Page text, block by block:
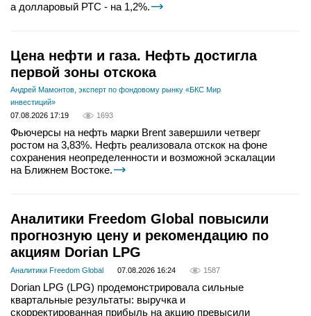
а долларовый РТС - на 1,2%.
Цена нефти и газа. Нефть достигла
первой зоны отскока
Андрей Мамонтов, эксперт по фондовому рынку «БКС Мир
инвестиций»
07.08.2026 17:19
1693
Фьючерсы на нефть марки Brent завершили четверг
ростом на 3,83%. Нефть реализовала отскок на фоне
сохранения неопределенности и возможной эскалации
на Ближнем Востоке.
Аналитики Freedom Global повысили
прогнозную цену и рекомендацию по
акциям Dorian LPG
Аналитики Freedom Global 07.08.2026 16:24 1587
Dorian LPG (LPG) продемонстрировала сильные
квартальные результаты: выручка и
скорректированная прибыль на акцию превысили